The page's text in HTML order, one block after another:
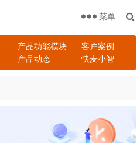
产品功能模块
客户案例
产品动态 快麦小智
菜单